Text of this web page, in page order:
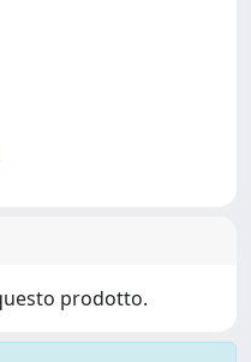
prodotto.